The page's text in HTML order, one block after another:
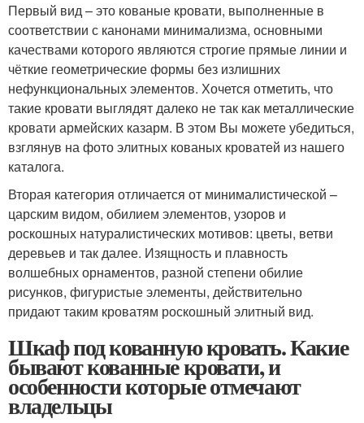
Первый вид – это кованые кровати, выполненные в
соответствии с канонами минимализма, основными
качествами которого являются строгие прямые линии и
чёткие геометрические формы без излишних
нефункциональных элементов. Хочется отметить, что
такие кровати выглядят далеко не так как металлические
кровати армейских казарм. В этом Вы можете убедиться,
взглянув на фото элитных кованых кроватей из нашего
каталога.
Вторая категория отличается от минималистической –
царским видом, обилием элементов, узоров и
роскошных натуралистических мотивов: цветы, ветви
деревьев и так далее. Изящность и плавность
волшебных орнаментов, разной степени обилие
рисунков, фигуристые элементы, действительно
придают таким кроватям роскошный элитный вид.
Шкаф под кованную кровать. Какие
бывают кованные кровати, и
особенности которые отмечают
владельцы